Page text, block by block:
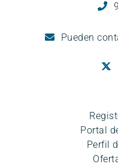
Pueden
Portal
Perfil